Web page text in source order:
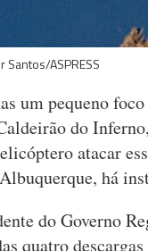
Santos/ASPRESS
um pequeno
do
atacar
há
do Governo
quatro